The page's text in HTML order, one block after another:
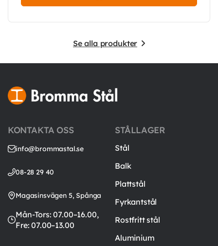
Se alla produkter
KONTAKTA OSS
info@brommastal.se
08-28 29 40
Magasinsvägen 5, Spånga
Mån-Tors: 07.00–16.00,
Fre: 07.00–13.00
STÅLLAGER
Stål
Balk
Plattstål
Fyrkantstål
Rostfritt stål
Aluminium